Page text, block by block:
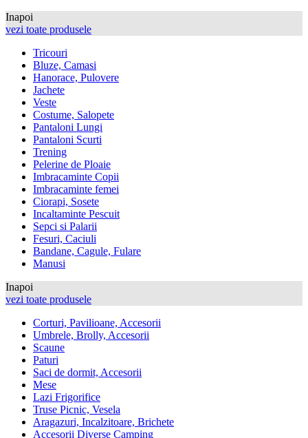
Inapoi
vezi toate produsele
Tricouri
Bluze, Camasi
Hanorace, Pulovere
Jachete
Veste
Costume, Salopete
Pantaloni Lungi
Pantaloni Scurti
Trening
Pelerine de Ploaie
Imbracaminte Copii
Imbracaminte femei
Ciorapi, Sosete
Incaltaminte Pescuit
Sepci si Palarii
Fesuri, Caciuli
Bandane, Cagule, Fulare
Manusi
Inapoi
vezi toate produsele
Corturi, Pavilioane, Accesorii
Umbrele, Brolly, Accesorii
Scaune
Paturi
Saci de dormit, Accesorii
Mese
Lazi Frigorifice
Truse Picnic, Vesela
Aragazuri, Incalzitoare, Brichete
Accesorii Diverse Camping